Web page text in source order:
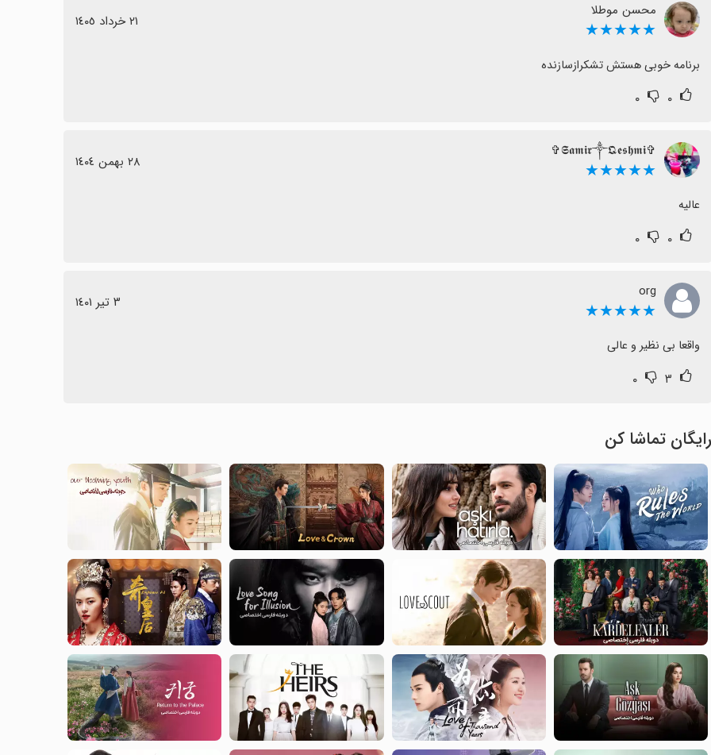
محسن موطلا
★★★★★ ٢١ خرداد ١٤٠٥
برنامه خوبی هستش تشکرازسازنده
۰ ۰
✞𝕾𝖆𝖒𝖎𝖗༒𝕼𝖊𝖘𝖍𝖒𝖎✞
★★★★★ ٢٨ بهمن ١٤٠٤
عالیه
۰ ۰
org
★★★★★ ٣ تیر ١٤٠١
واقعا بی نظیر و عالی
۳ ۰
رایگان تماشا کن